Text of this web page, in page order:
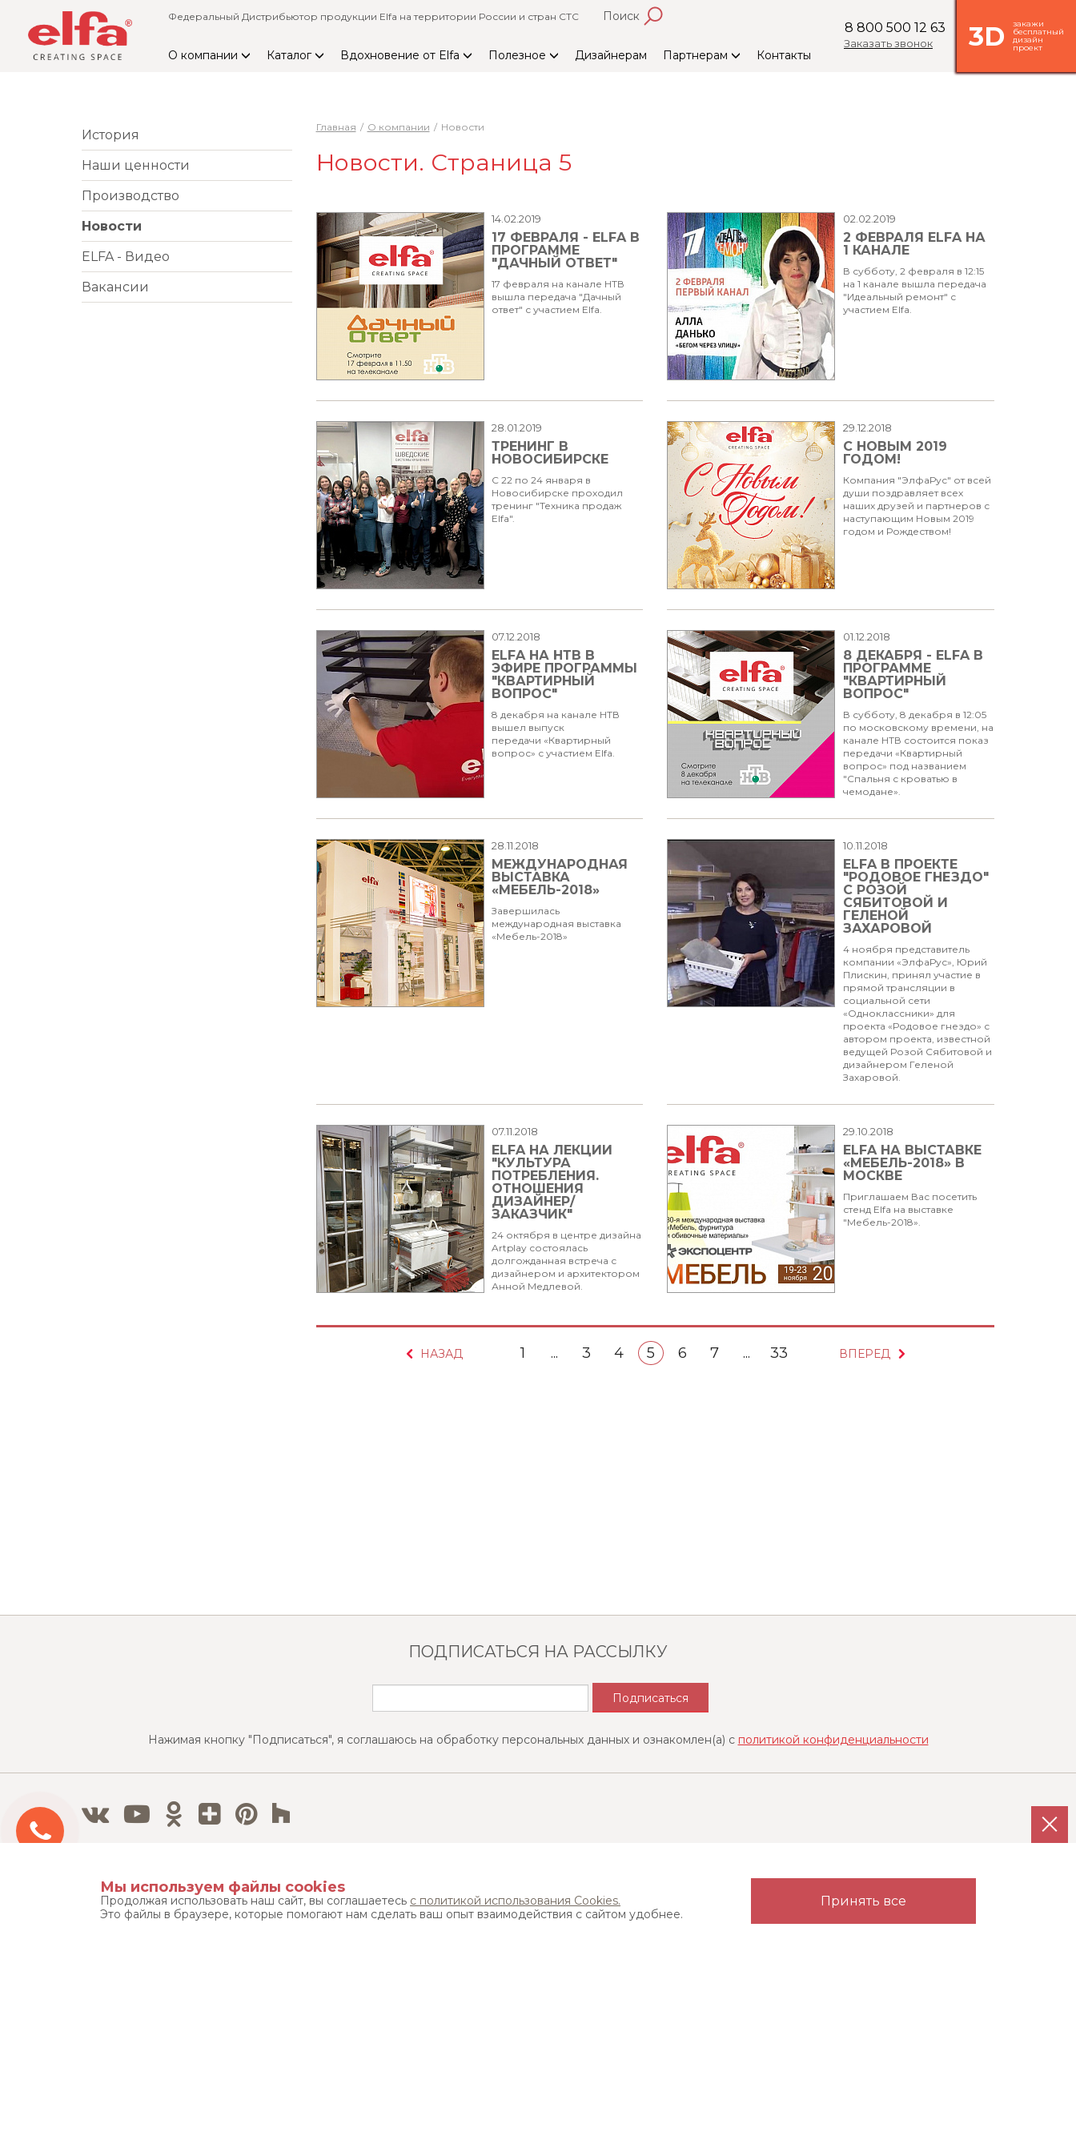
Федеральный Дистрибьютор продукции Elfa на территории России и стран СТС Поиск
3D закажи
бесплатный
дизайн
проект
8 800 500 12 63
Заказать звонок
О компании Каталог Вдохновение от Elfa Полезное Дизайнерам Партнерам Контакты
История
Наши ценности
Производство
Новости
ELFA - Видео
Вакансии
Главная О компании Новости
Новости. Страница 5
14.02.2019
17 ФЕВРАЛЯ - ELFA В
ПРОГРАММЕ
"ДАЧНЫЙ ОТВЕТ"
17 февраля на канале НТВ
вышла передача "Дачный
ответ" с участием Elfa.
02.02.2019
2 ФЕВРАЛЯ ELFA НА
1 КАНАЛЕ
В субботу, 2 февраля в 12:15
на 1 канале вышла передача
"Идеальный ремонт" с
участием Elfa.
28.01.2019
ТРЕНИНГ В
НОВОСИБИРСКЕ
C 22 по 24 января в
Новосибирске проходил
тренинг "Техника продаж
Elfa".
29.12.2018
С НОВЫМ 2019
ГОДОМ!
Компания "ЭлфаРус" от всей
души поздравляет всех
наших друзей и партнеров с
наступающим Новым 2019
годом и Рождеством!
07.12.2018
ELFA НА НТВ В
ЭФИРЕ ПРОГРАММЫ
"КВАРТИРНЫЙ
ВОПРОС"
8 декабря на канале НТВ
вышел выпуск
передачи «Квартирный
вопрос» с участием Elfa.
01.12.2018
8 ДЕКАБРЯ - ELFA В
ПРОГРАММЕ
"КВАРТИРНЫЙ
ВОПРОС"
В субботу, 8 декабря в 12:05
по московскому времени, на
канале НТВ состоится показ
передачи «Квартирный
вопрос» под названием
"Спальня с кроватью в
чемодане».
28.11.2018
МЕЖДУНАРОДНАЯ
ВЫСТАВКА
«МЕБЕЛЬ-2018»
Завершилась
международная выставка
«Мебель-2018»
10.11.2018
ELFA В ПРОЕКТЕ
"РОДОВОЕ ГНЕЗДО"
С РОЗОЙ
СЯБИТОВОЙ И
ГЕЛЕНОЙ
ЗАХАРОВОЙ
4 ноября представитель
компании «ЭлфаРус», Юрий
Плискин, принял участие в
прямой трансляции в
социальной сети
«Одноклассники» для
проекта «Родовое гнездо» с
автором проекта, известной
ведущей Розой Сябитовой и
дизайнером Геленой
Захаровой.
07.11.2018
ELFA НА ЛЕКЦИИ
"КУЛЬТУРА
ПОТРЕБЛЕНИЯ.
ОТНОШЕНИЯ
ДИЗАЙНЕР/
ЗАКАЗЧИК"
24 октября в центре дизайна
Artplay состоялась
долгожданная встреча с
дизайнером и архитектором
Анной Медлевой.
29.10.2018
ELFA НА ВЫСТАВКЕ
«МЕБЕЛЬ-2018» В
МОСКВЕ
Приглашаем Вас посетить
стенд Elfa на выставке
"Мебель-2018».
НАЗАД 1 ... 3 4 5 6 7 ... 33 ВПЕРЕД
ПОДПИСАТЬСЯ НА РАССЫЛКУ
Нажимая кнопку "Подписаться", я соглашаюсь на обработку персональных данных и ознакомлен(a) с политикой конфиденциальности
Бесплатный 3D дизайн-проект
Каталог
Гардеробные
Партнерам
Мы используем файлы cookies
Продолжая использовать наш сайт, вы соглашаетесь с политикой использования Cookies.
Это файлы в браузере, которые помогают нам сделать ваш опыт взаимодействия с сайтом удобнее.
Принять все